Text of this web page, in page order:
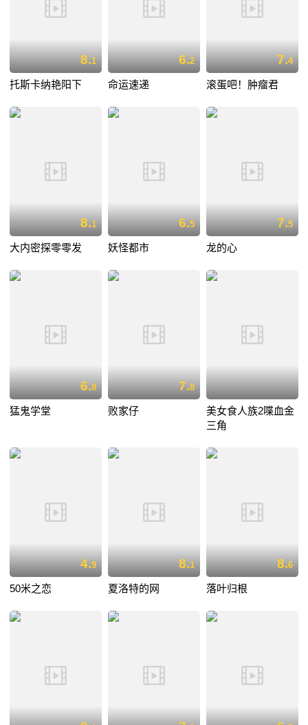
8.1
托斯卡纳艳阳下
6.2
命运速递
7.4
滚蛋吧！肿瘤君
8.1
大内密探零零发
6.5
妖怪都市
7.5
龙的心
6.8
猛鬼学堂
7.8
败家仔
美女食人族2喋血金
三角
4.9
50米之恋
8.1
夏洛特的网
8.6
落叶归根